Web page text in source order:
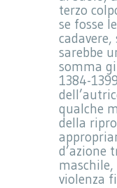
terzo
se fosse
cadavere,
sarebbe
somma
1384-
qualche
della
d’azione
maschile,
violenza